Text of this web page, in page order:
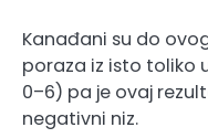
Kanađani su do
poraza iz isto toliko
0–6) pa je ovaj
negativni niz.